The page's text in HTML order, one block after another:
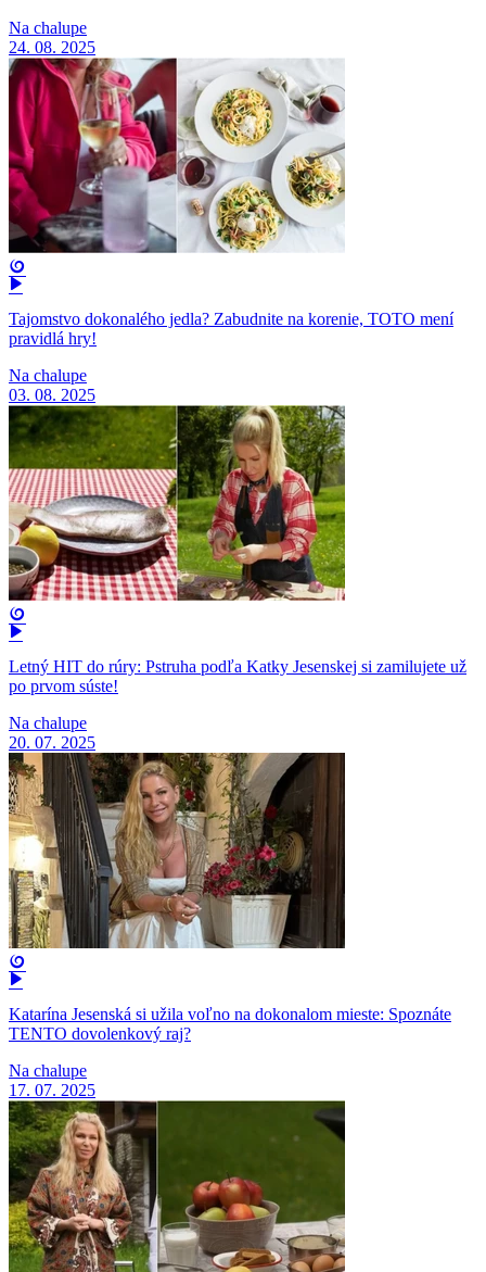
Na chalupe
24. 08. 2025
Tajomstvo dokonalého jedla? Zabudnite na korenie, TOTO mení
pravidlá hry!
Na chalupe
03. 08. 2025
Letný HIT do rúry: Pstruha podľa Katky Jesenskej si zamilujete už
po prvom súste!
Na chalupe
20. 07. 2025
Katarína Jesenská si užila voľno na dokonalom mieste: Spoznáte
TENTO dovolenkový raj?
Na chalupe
17. 07. 2025